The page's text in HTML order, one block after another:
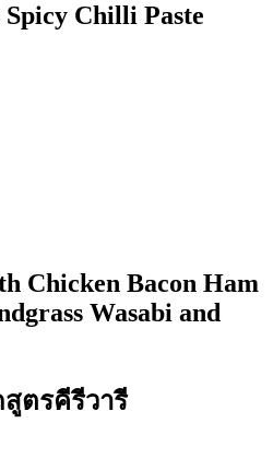
Chilli Paste
Chicken Bacon Ham
Wasabi and
ตรคีรีวารี